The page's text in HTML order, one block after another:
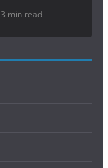
3 min read